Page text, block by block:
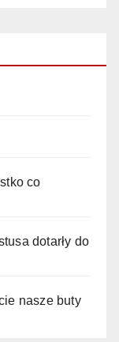
co
dotarły do
nasze buty